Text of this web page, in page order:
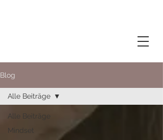
Blog
Alle Beiträge
Mindset
Alle Beiträge